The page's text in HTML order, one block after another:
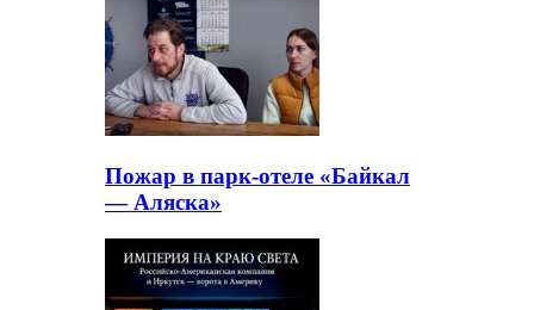
Пожар в парк-отеле «Байкал
— Аляска»